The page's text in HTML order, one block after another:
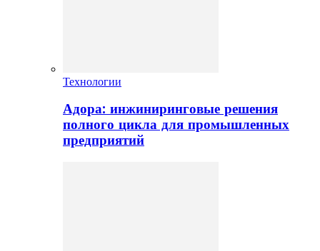
Технологии
Адора: инжиниринговые решения
полного цикла для промышленных
предприятий